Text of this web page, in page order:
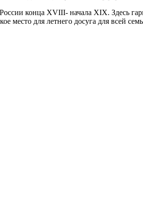
конца XVIII- начала XIX. Здесь
место для летнего досуга для всей